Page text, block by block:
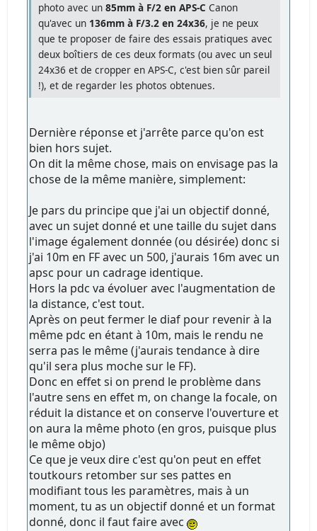
photo avec un85mm à F/2 en APS-C Canon
qu'avec un 136mm à F/3.2 en 24x36, je ne peux
que te proposer de faire des essais pratiques avec
deux boîtiers de ces deux formats (ou avec un seul
24x36 et de cropper en APS-C, c'est bien sûr pareil
!), et de regarder les photos obtenues.
Dernière réponse et j'arrête parce qu'on est
bien hors sujet.
On dit la même chose, mais on envisage pas la
chose de la même manière, simplement:
Je pars du principe que j'ai un objectif donné,
avec un sujet donné et une taille du sujet dans
l'image également donnée (ou désirée) donc si
j'ai 10m en FF avec un 500, j'aurais 16m avec un
apsc pour un cadrage identique.
Hors la pdc va évoluer avec l'augmentation de
la distance, c'est tout.
Après on peut fermer le diaf pour revenir à la
même pdc en étant à 10m, mais le rendu ne
serra pas le même (j'aurais tendance à dire
qu'il sera plus moche sur le FF).
Donc en effet si on prend le problème dans
l'autre sens en effet m, on change la focale, on
réduit la distance et on conserve l'ouverture et
on aura la même photo (en gros, puisque plus
le même objo)
Ce que je veux dire c'est qu'on peut en effet
toutkours retomber sur ses pattes en
modifiant tous les paramètres, mais à un
moment, tu as un objectif donné et un format
donné, donc il faut faire avec